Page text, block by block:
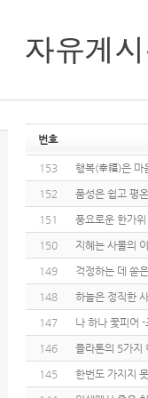
번호
153 행복(幸福)은 마
152 품성은 쉽고 평
151 풍요로운 한가
150 지혜는 사물의
149 걱정하는 데 쏟
148 하늘은 정직한
147 나 하나 꽃피어
146 플라톤의 5가지
145 한번도 가지지